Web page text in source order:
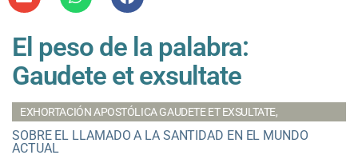
El peso de la palabra:
Gaudete et exsultate
EXHORTACIÓN APOSTÓLICA GAUDETE ET EXSULTATE,
SOBRE EL LLAMADO A LA SANTIDAD EN EL MUNDO
ACTUAL